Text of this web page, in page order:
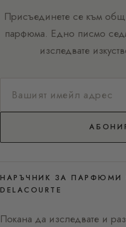
Присъединете се към
парфюма. Едно писмо
изследвате
НАРЪЧНИК ЗА ПАРФЮМИ
DELACOURTE
Покана да изследвате и